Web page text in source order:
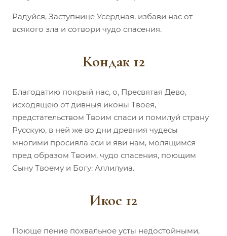
Радуйся, Заступнице Усердная, избави нас от
всякого зла и сотвори чудо спасения.
Кондак 12
Благодатию покрый нас, о, Пресвятая Дево,
исходящею от дивныя иконы Твоея,
предстательством Твоим спаси и помилуй страну
Русскую, в ней же во дни древния чудесы
многими просияла еси и яви нам, молящимся
пред образом Твоим, чудо спасения, поющим
Сыну Твоему и Богу: Аллилуиа.
Икос 12
Поюще пение похвальное усты недостойными,